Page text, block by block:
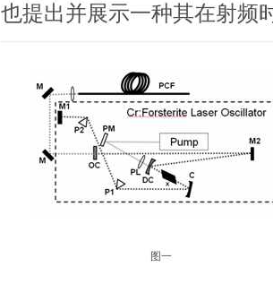
也提出并展示一种其在射频
图一